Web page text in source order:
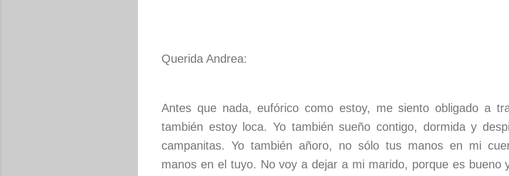
Querida Andrea:
Antes que nada, eufórico como estoy, me siento obligado a
también estoy loca. Yo también sueño contigo, dormida y
campanitas. Yo también añoro, no sólo tus manos en mi
manos en el tuyo. No voy a dejar a mi marido, porque es bueno